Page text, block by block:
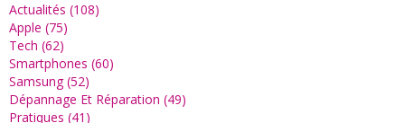
Actualités (108)
Apple (75)
Tech (62)
Smartphones (60)
Samsung (52)
Dépannage Et Réparation (49)
Pratiques (41)